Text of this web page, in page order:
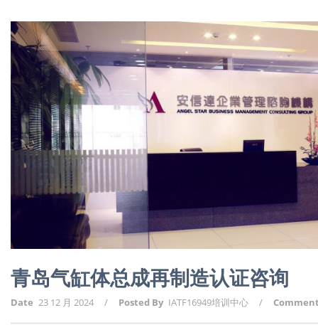
青岛气缸体总成再制造认证咨询
Date 23 12 月 2024 / Posted By IATF16949培训中心 /